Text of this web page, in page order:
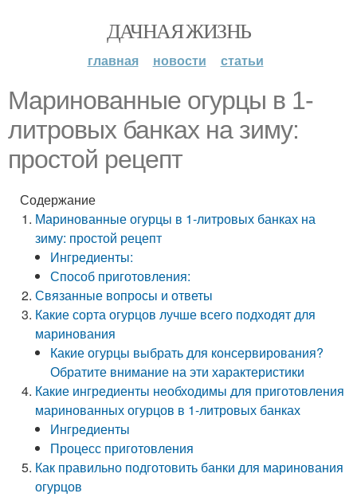
ДАЧНАЯ ЖИЗНЬ
главная новости статьи
Маринованные огурцы в 1-
литровых банках на зиму:
простой рецепт
Содержание
Маринованные огурцы в 1-литровых банках на
зиму: простой рецепт
Ингредиенты:
Способ приготовления:
Связанные вопросы и ответы
Какие сорта огурцов лучше всего подходят для
маринования
Какие огурцы выбрать для консервирования?
Обратите внимание на эти характеристики
Какие ингредиенты необходимы для приготовления
маринованных огурцов в 1-литровых банках
Ингредиенты
Процесс приготовления
Как правильно подготовить банки для маринования
огурцов